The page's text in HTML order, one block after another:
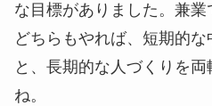
な目標がありました。兼業
どちらもやれば、短期的
と、長期的な人づくりを
ね。